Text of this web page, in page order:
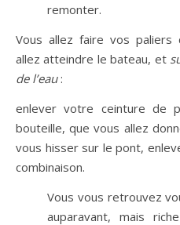
remonter.
Vous allez faire vos paliers
allez atteindre le bateau, et
de l’eau:
enlever votre ceinture de
bouteille, que vous allez
vous hisser sur le pont,
combinaison.
Vous vous retrouvez
auparavant, mais